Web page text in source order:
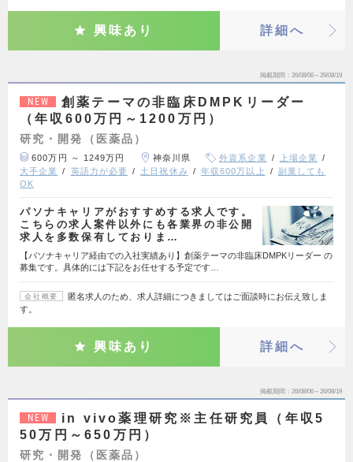
興味あり 詳細へ
掲載期間 26/08/06～26/08/19
NEW
創薬テーマの非臨床DMPKリーダー
（年収600万円～1200万円）
研究・開発（医薬品）
600万円 ～ 1249万円 神奈川県 外資系企業
上場企業
大手企業
英語力が必要 土日祝休み 年収600万以上
副業しても
OK
パソナキャリアがおすすめする求人です。
こちらの求人案件以外にも各業界の非公開
求人を多数保有しておりま…
【パソナキャリア経由での入社実績あり】創薬テーマの非臨床DMPKリーダー の
募集です。具体的には下記をお任せする予定です…
会社概要
匿名求人のため、求人詳細につきましてはご面談時にお伝え致しま
す。
興味あり 詳細へ
掲載期間 26/08/06～26/08/19
NEW
in vivo薬理研究※主任研究員（年収5
50万円～650万円）
研究・開発（医薬品）